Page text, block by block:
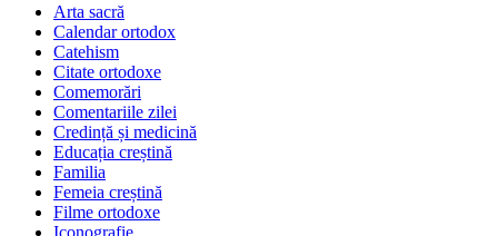
Arta sacră
Calendar ortodox
Catehism
Citate ortodoxe
Comemorări
Comentariile zilei
Credință și medicină
Educația creștină
Familia
Femeia creștină
Filme ortodoxe
Iconografie